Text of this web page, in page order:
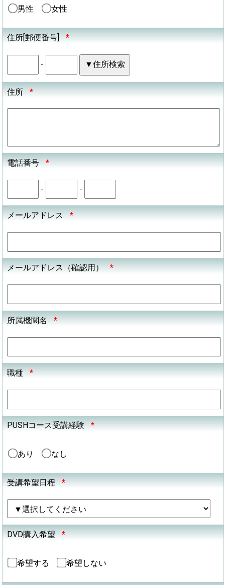
男性 女性
住所[郵便番号] *
-
住所 *
電話番号 *
- -
メールアドレス *
メールアドレス（確認用） *
所属機関名 *
職種 *
PUSHコース受講経験 *
あり なし
受講希望日程 *
DVD購入希望 *
希望する 希望しない